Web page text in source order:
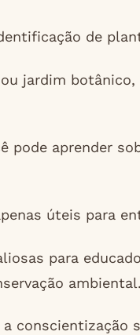
de
jardim
pode aprender
úteis para
para
ambiental.
conscientização